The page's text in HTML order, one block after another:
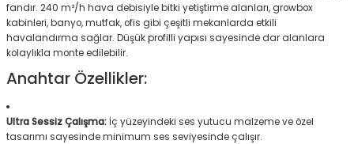
fandır. 240 m³/h hava debisiyle bitki yetiştirme alanları, growbox
kabinleri, banyo, mutfak, ofis gibi çeşitli mekanlarda etkili
havalandırma sağlar. Düşük profilli yapısı sayesinde dar alanlara
kolaylıkla monte edilebilir.
Anahtar Özellikler:
Ultra Sessiz Çalışma: İç yüzeyindeki ses yutucu malzeme ve özel
tasarımı sayesinde minimum ses seviyesinde çalışır.